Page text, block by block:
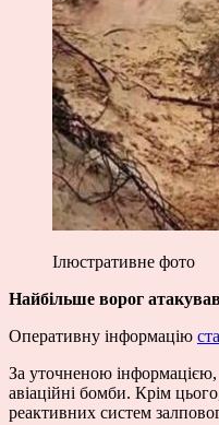
Ілюстративне фото
Найбільше ворог
Оперативну інформацію
За уточненою інформацією,
авіаційні бомби. Крім
реактивних систем